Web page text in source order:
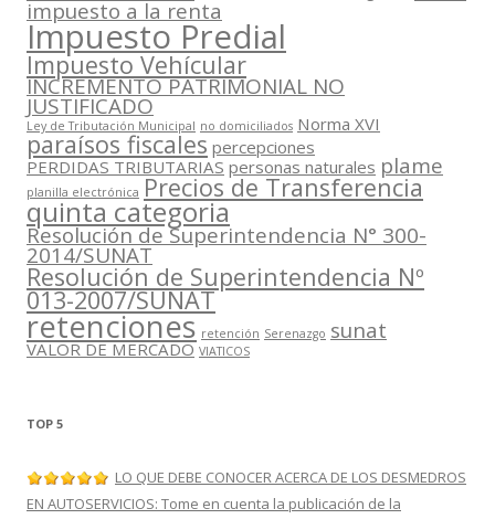
impuesto a la renta
Impuesto Predial
Impuesto Vehícular
INCREMENTO PATRIMONIAL NO
JUSTIFICADO
Ley de Tributación Municipal no domiciliados Norma XVI
paraísos fiscales percepciones
PERDIDAS TRIBUTARIAS personas naturales plame
planilla electrónica Precios de Transferencia
quinta categoria
Resolución de Superintendencia N° 300-
2014/SUNAT
Resolución de Superintendencia Nº
013-2007/SUNAT
retenciones retención Serenazgo sunat
VALOR DE MERCADO VIATICOS
TOP 5
LO QUE DEBE CONOCER ACERCA DE LOS DESMEDROS
EN AUTOSERVICIOS: Tome en cuenta la publicación de la